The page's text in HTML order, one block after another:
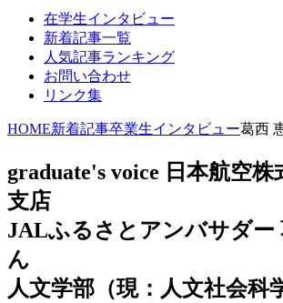
在学生インタビュー
新着記事一覧
人気記事ランキング
お問い合わせ
リンク集
HOME新着記事卒業生インタビュー葛西
graduate's voice 日本航空株
支店
JALふるさとアンバサダー
ん
人文学部（現：人文社会科